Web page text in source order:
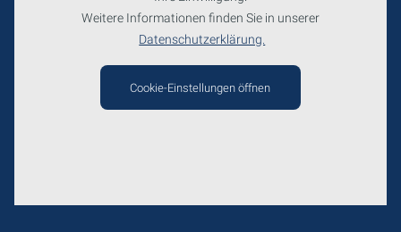
Weitere Informationen finden Sie in unserer
Datenschutzerklärung.
Cookie-Einstellungen öffnen